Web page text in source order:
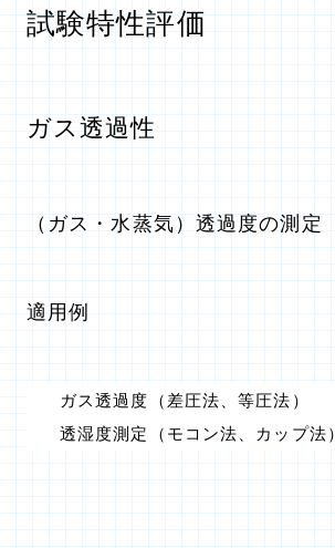
試験特性評価
ガス透過性
（ガス・水蒸気）透過度の測定
適用例
ガス透過度（差圧法、等圧法）
透湿度測定（モコン法、カップ法）